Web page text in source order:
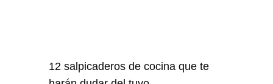
12 salpicaderos de cocina que te